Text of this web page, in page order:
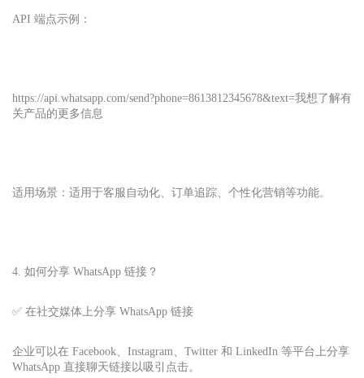
API 端点示例：
https://api.whatsapp.com/send?phone=8613812345678&text=我想了解有
关产品的更多信息
适用场景：适用于客服自动化、订单追踪、个性化营销等功能。
4. 如何分享 WhatsApp 链接？
✅ 在社交媒体上分享 WhatsApp 链接
企业可以在 Facebook、Instagram、Twitter 和 LinkedIn 等平台上分享
WhatsApp 直接聊天链接以吸引点击。